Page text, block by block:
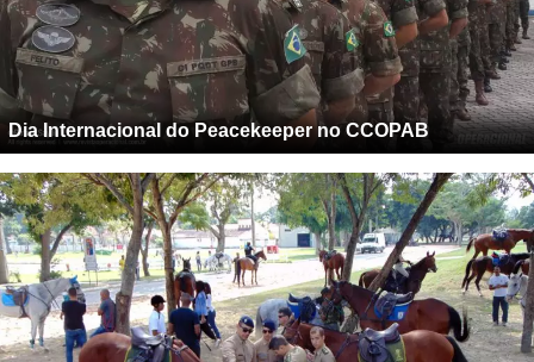
Dia Internacional do Peacekeeper no CCOPAB